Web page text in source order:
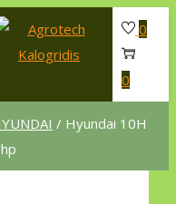
0
0
/ Hyundai 10H